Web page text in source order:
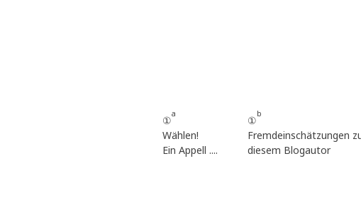
①
a
Wählen!
Ein Appell ....
①
b
Fremdeinschätzungen
diesem Blogautor